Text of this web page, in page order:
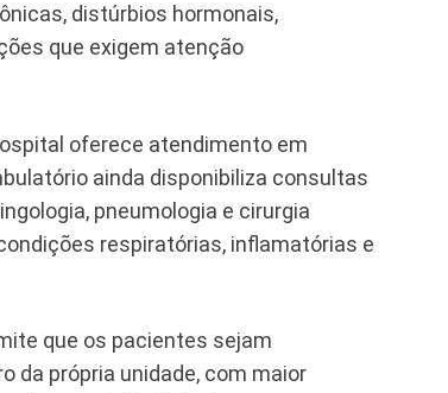
distúrbios hormonais,
que exigem atenção
oferece atendimento em
ainda disponibiliza consultas
pneumologia e cirurgia
respiratórias, inflamatórias e
que os pacientes sejam
da própria unidade, com maior